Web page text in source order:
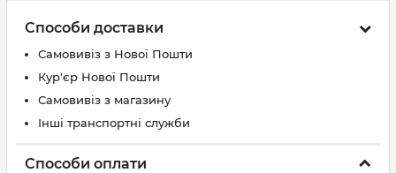
Способи доставки
Самовивіз з Нової Пошти
Кур'єр Нової Пошти
Самовивіз з магазину
Інші транспортні служби
Способи оплати